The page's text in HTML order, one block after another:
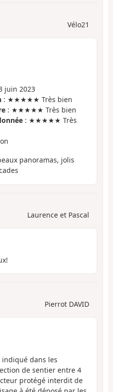
Vélo21
juin 2023
: ★★★★★ Très bien
: ★★★★★ Très bien
: ★★★★★ Très
panoramas, jolis
Laurence et Pascal
Pierrot DAVID
dans les
de sentier entre 4
protégé interdit de